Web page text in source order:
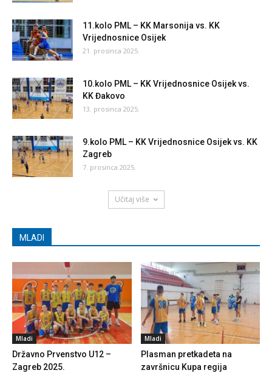
11.kolo PML – KK Marsonija vs. KK
Vrijednosnice Osijek
21. prosinca 2025.
10.kolo PML – KK Vrijednosnice Osijek vs.
KK Đakovo
13. prosinca 2025.
9.kolo PML – KK Vrijednosnice Osijek vs. KK
Zagreb
7. prosinca 2025.
Učitaj više
MLADI
Mladi
Državno Prvenstvo U12 –
Zagreb 2025.
Mladi
Plasman pretkadeta na
završnicu Kupa regija